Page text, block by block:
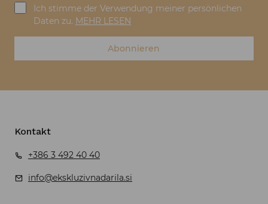
Ich stimme der Verwendung meiner persönlichen
Daten zu. MEHR LESEN
Abonnieren
Kontakt
+386 3 492 40 40
info@ekskluzivnadarila.si